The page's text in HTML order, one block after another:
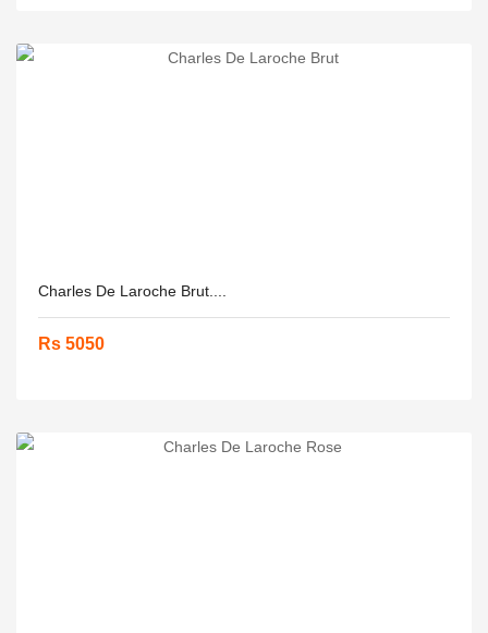
Charles De Laroche Brut....
Rs 5050